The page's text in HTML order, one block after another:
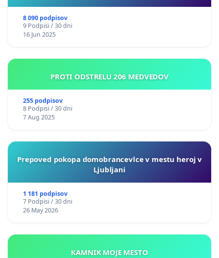
8 090 podpisov
9 Podpisi / 30 dni
16 Jun 2025
PROTI ODSTRELU 206 MEDVEDOV
255 podpisov
8 Podpisi / 30 dni
7 Aug 2025
Prepoved pokopa domobrancevlce v mestu heroj v
Ljubljani
1 181 podpisov
7 Podpisi / 30 dni
26 May 2026
KAMNIK MOJE MESTO